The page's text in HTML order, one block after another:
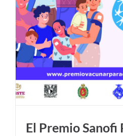
El Premio Sanofi